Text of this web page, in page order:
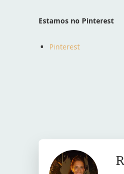
Estamos no Pinterest
Pinterest